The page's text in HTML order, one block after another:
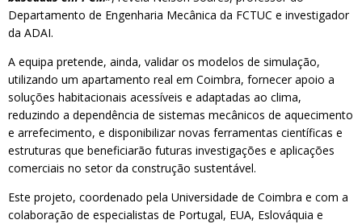
Departamento de Engenharia Mecânica da FCTUC e investigador
da ADAI.
A equipa pretende, ainda, validar os modelos de simulação,
utilizando um apartamento real em Coimbra, fornecer apoio a
soluções habitacionais acessíveis e adaptadas ao clima,
reduzindo a dependência de sistemas mecânicos de aquecimento
e arrefecimento, e disponibilizar novas ferramentas científicas e
estruturas que beneficiarão futuras investigações e aplicações
comerciais no setor da construção sustentável.
Este projeto, coordenado pela Universidade de Coimbra e com a
colaboração de especialistas de Portugal, EUA, Eslováquia e